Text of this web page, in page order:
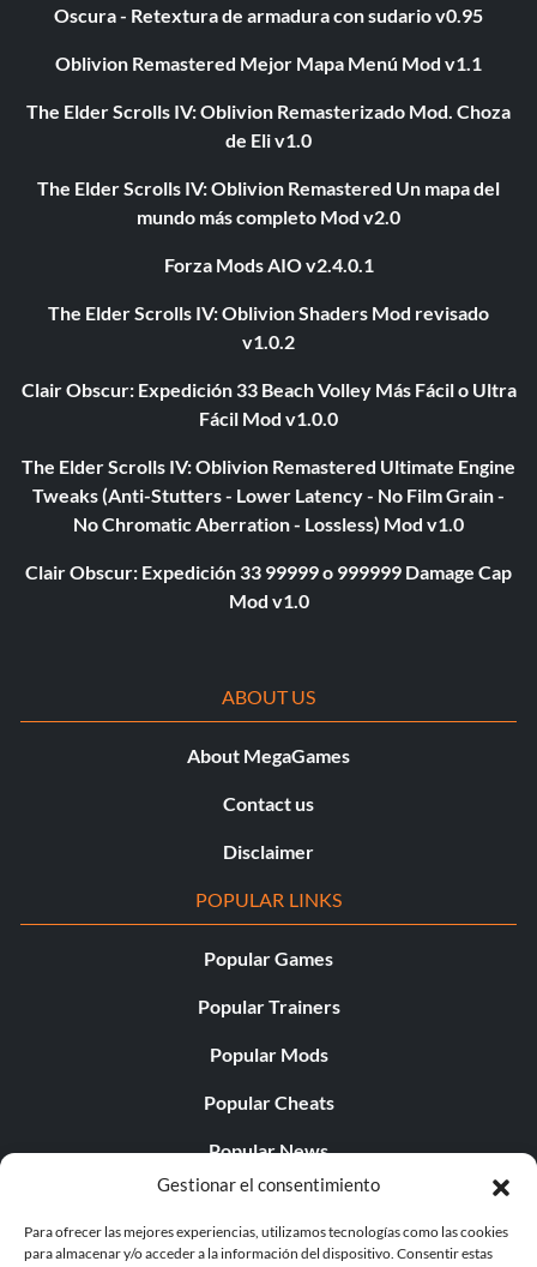
Gestionar el consentimiento
Para ofrecer las mejores experiencias, utilizamos tecnologías como las cookies
para almacenar y/o acceder a la información del dispositivo. Consentir estas
Oscura - Retextura de armadura con sudario v0.95
Oblivion Remastered Mejor Mapa Menú Mod v1.1
The Elder Scrolls IV: Oblivion Remasterizado Mod. Choza
de Eli v1.0
The Elder Scrolls IV: Oblivion Remastered Un mapa del
mundo más completo Mod v2.0
Forza Mods AIO v2.4.0.1
The Elder Scrolls IV: Oblivion Shaders Mod revisado
v1.0.2
Clair Obscur: Expedición 33 Beach Volley Más Fácil o Ultra
Fácil Mod v1.0.0
The Elder Scrolls IV: Oblivion Remastered Ultimate Engine
Tweaks (Anti-Stutters - Lower Latency - No Film Grain -
No Chromatic Aberration - Lossless) Mod v1.0
Clair Obscur: Expedición 33 99999 o 999999 Damage Cap
Mod v1.0
ABOUT US
About MegaGames
Contact us
Disclaimer
POPULAR LINKS
Popular Games
Popular Trainers
Popular Mods
Popular Cheats
Popular News
Popular Editorials
Popular Free Games